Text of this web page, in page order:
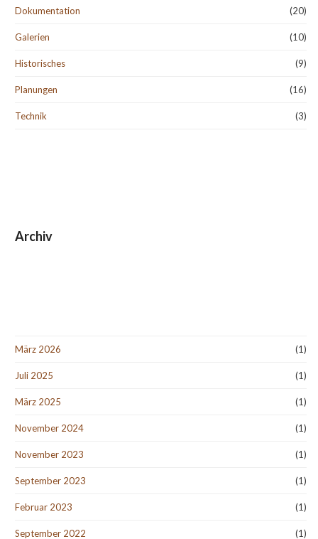
Dokumentation (20)
Galerien (10)
Historisches (9)
Planungen (16)
Technik (3)
Archiv
März 2026 (1)
Juli 2025 (1)
März 2025 (1)
November 2024 (1)
November 2023 (1)
September 2023 (1)
Februar 2023 (1)
September 2022 (1)